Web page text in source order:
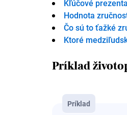
Kľúčové
Hodnota
Čo sú to ťažké
Ktoré
Príklad
Príklad